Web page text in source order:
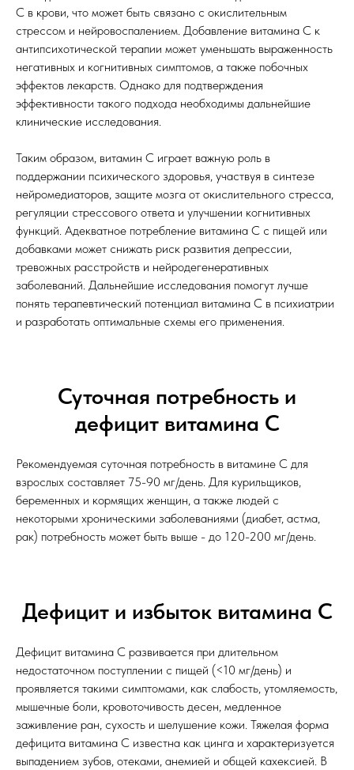
С в крови, что может быть связано с окислительным
стрессом и нейровоспалением. Добавление витамина С к
антипсихотической терапии может уменьшать выраженность
негативных и когнитивных симптомов, а также побочных
эффектов лекарств. Однако для подтверждения
эффективности такого подхода необходимы дальнейшие
клинические исследования.
Таким образом, витамин С играет важную роль в
поддержании психического здоровья, участвуя в синтезе
нейромедиаторов, защите мозга от окислительного стресса,
регуляции стрессового ответа и улучшении когнитивных
функций. Адекватное потребление витамина С с пищей или
добавками может снижать риск развития депрессии,
тревожных расстройств и нейродегенеративных
заболеваний. Дальнейшие исследования помогут лучше
понять терапевтический потенциал витамина С в психиатрии
и разработать оптимальные схемы его применения.
Суточная потребность и
дефицит витамина С
Рекомендуемая суточная потребность в витамине С для
взрослых составляет 75-90 мг/день. Для курильщиков,
беременных и кормящих женщин, а также людей с
некоторыми хроническими заболеваниями (диабет, астма,
рак) потребность может быть выше - до 120-200 мг/день.
Дефицит и избыток витамина С
Дефицит витамина С развивается при длительном
недостаточном поступлении с пищей (<10 мг/день) и
проявляется такими симптомами, как слабость, утомляемость,
мышечные боли, кровоточивость десен, медленное
заживление ран, сухость и шелушение кожи. Тяжелая форма
дефицита витамина С известна как цинга и характеризуется
выпадением зубов, отеками, анемией и общей кахексией. В